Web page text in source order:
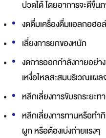
ปวดได้ โดยอาการจะดีขึ้
งดดื่มเครื่องดื่มแอลกอฮอ
เลี่ยงการยกของหนัก
งดการออกกำลังกายอย่า
เหงื่อไหลสะสมบริเวณแผ
หลีกเลี่ยงการขับรถระยะ
หลีกเลี่ยงการทานหรือทำ
ผูก หรือต้องเบ่งถ่ายแรงๆ